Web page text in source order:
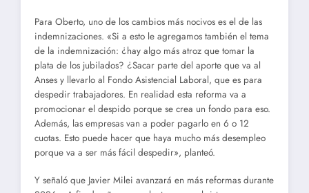
Para Oberto, uno de los cambios más nocivos es el de las
indemnizaciones. «Si a esto le agregamos también el tema
de la indemnización: ¿hay algo más atroz que tomar la
plata de los jubilados? ¿Sacar parte del aporte que va al
Anses y llevarlo al Fondo Asistencial Laboral, que es para
despedir trabajadores. En realidad esta reforma va a
promocionar el despido porque se crea un fondo para eso.
Además, las empresas van a poder pagarlo en 6 o 12
cuotas. Esto puede hacer que haya mucho más desempleo
porque va a ser más fácil despedir», planteó.
Y señaló que Javier Milei avanzará en más reformas durante